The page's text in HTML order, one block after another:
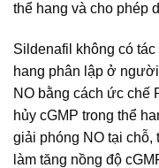
thể hang và cho phép
Sildenafil không có
hang phân lập ở
NO bằng cách ức chế
hủy cGMP trong thể
giải phóng NO tại
làm tăng nồng độ